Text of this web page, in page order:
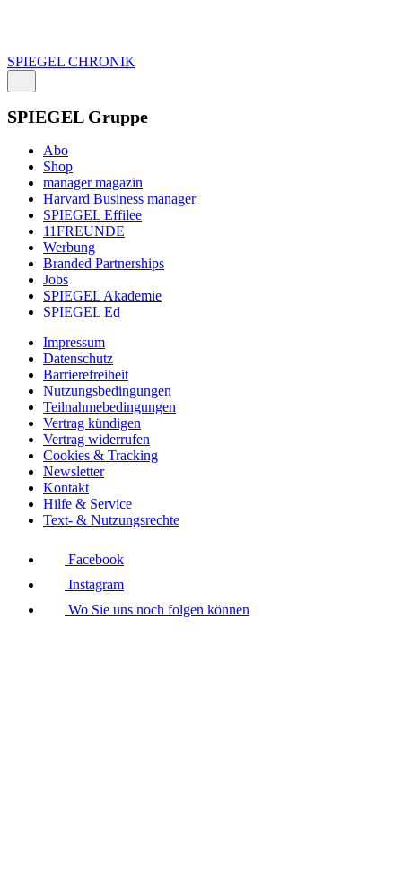
SPIEGEL CHRONIK
SPIEGEL Gruppe
Abo
Shop
manager magazin
Harvard Business manager
SPIEGEL Effilee
11FREUNDE
Werbung
Branded Partnerships
Jobs
SPIEGEL Akademie
SPIEGEL Ed
Impressum
Datenschutz
Barrierefreiheit
Nutzungsbedingungen
Teilnahmebedingungen
Vertrag kündigen
Vertrag widerrufen
Cookies & Tracking
Newsletter
Kontakt
Hilfe & Service
Text- & Nutzungsrechte
Facebook
Instagram
Wo Sie uns noch folgen können